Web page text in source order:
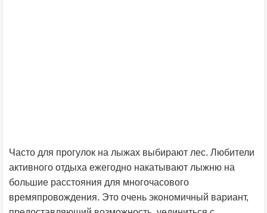
Часто для прогулок на лыжах выбирают лес. Любители
активного отдыха ежегодно накатывают лыжню на
большие расстояния для многочасового
времяпровождения. Это очень экономичный вариант,